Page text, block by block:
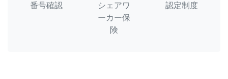
番号確認
シェアワ
ーカー保
険
認定制度